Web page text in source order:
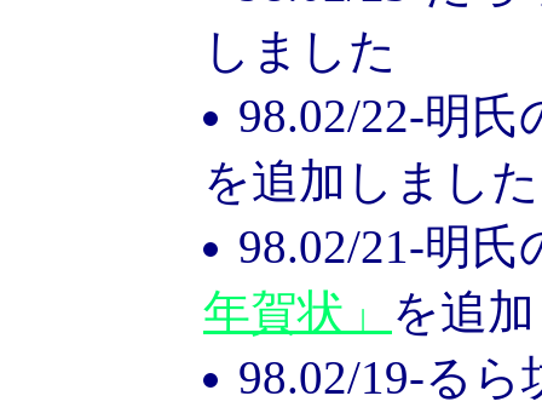
しました
98.02/22-明氏
を追加しまし
98.02/21-明氏
年賀状」 を追
98.02/19-る